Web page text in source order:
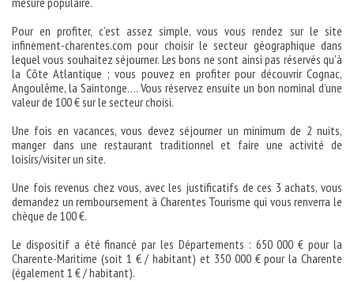
Pour en profiter, c’est assez simple, vous vous rendez sur le site
infinement-charentes.com pour choisir le secteur géographique dans
lequel vous souhaitez séjourner. Les bons ne sont ainsi pas réservés qu’à
la Côte Atlantique ; vous pouvez en profiter pour découvrir Cognac,
Angoulême, la Saintonge…. Vous réservez ensuite un bon nominal d’une
valeur de 100 € sur le secteur choisi.
Une fois en vacances, vous devez séjourner un minimum de 2 nuits,
manger dans une restaurant traditionnel et faire une activité de
loisirs/visiter un site.
Une fois revenus chez vous, avec les justificatifs de ces 3 achats, vous
demandez un remboursement à Charentes Tourisme qui vous renverra le
chèque de 100 €.
Le dispositif a été financé par les Départements : 650 000 € pour la
Charente-Maritime (soit 1 € / habitant) et 350 000 € pour la Charente
(également 1 € / habitant).